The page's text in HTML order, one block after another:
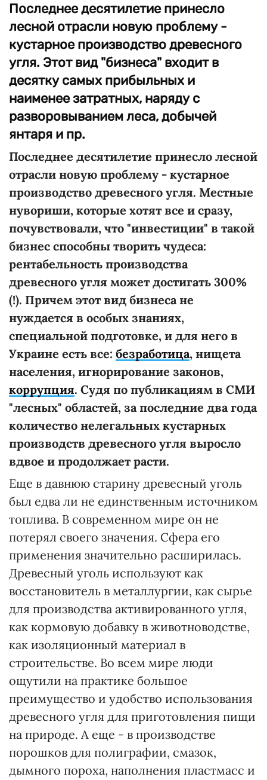
Последнее десятилетие принесло
лесной отрасли новую проблему -
кустарное производство древесного
угля. Этот вид "бизнеса" входит в
десятку самых прибыльных и
наименее затратных, наряду с
разворовыванием леса, добычей
янтаря и пр.
Последнее десятилетие принесло лесной
отрасли новую проблему - кустарное
производство древесного угля. Местные
нувориши, которые хотят все и сразу,
почувствовали, что "инвестиции" в такой
бизнес способны творить чудеса:
рентабельность производства
древесного угля может достигать 300%
(!). Причем этот вид бизнеса не
нуждается в особых знаниях,
специальной подготовке, и для него в
Украине есть все: безработица, нищета
населения, игнорирование законов,
коррупция. Судя по публикациям в СМИ
"лесных" областей, за последние два года
количество нелегальных кустарных
производств древесного угля выросло
вдвое и продолжает расти.
Еще в давнюю старину древесный уголь
был едва ли не единственным источником
топлива. В современном мире он не
потерял своего значения. Сфера его
применения значительно расширилась.
Древесный уголь используют как
восстановитель в металлургии, как сырье
для производства активированного угля,
как кормовую добавку в животноводстве,
как изоляционный материал в
строительстве. Во всем мире люди
ощутили на практике большое
преимущество и удобство использования
древесного угля для приготовления пищи
на природе. А еще - в производстве
порошков для полиграфии, смазок,
дымного пороха, наполнения пластмасс и